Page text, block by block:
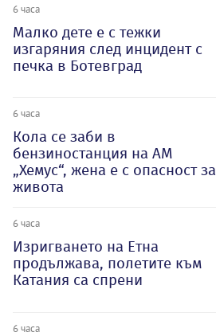
6 часа
Малко дете е с тежки
изгаряния след инцидент с
печка в Ботевград
6 часа
Кола се заби в
бензиностанция на АМ
„Хемус“, жена е с опасност за
живота
6 часа
Изригването на Етна
продължава, полетите към
Катания са спрени
6 часа